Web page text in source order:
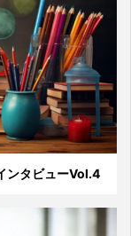
ンタビューVol.4